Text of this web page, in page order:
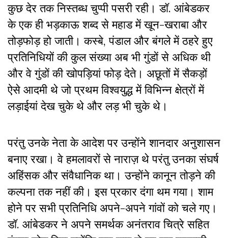
कुछ देर तक निस्तब्ध चुप्पी पसरी रही। डॉ. आंबेडकर
के एक ही भड़काऊ शब्द से महाड में खून-खराबा और
तोड़फोड़ हो जाती। कस्बे, पंडाल और बंगले में ठहरे हुए
प्रतिनिधियों की कुल संख्या अब भी गुंडों से अधिक थी
और वे गुंडों की खोपड़ियां फोड़ देते। अछूतों में सैकड़ों
ऐसे आदमी थे जो प्रथम विश्वयुद्ध में विभिन्न क्षेत्रों में
लड़ाईयां देख चुके थे और लड़ भी चुके थे।
परंतु उनके नेता के आदेश पर उन्होंने शानदार अनुशासन
बनाए रखा। वे हमलावरों से नाराज़ थे परंतु उनका संघर्ष
अहिंसक और संवैधानिक था। उन्होंने कानून तोड़ने की
कल्पना तक नहीं की। इस प्रकार दंगा थम गया। शाम
होने पर सभी प्रतिनिधि अपने-अपने गांवों को चले गए।
डॉ. आंबेडकर ने अपने समर्थक अनंतराव चित्रे सहित